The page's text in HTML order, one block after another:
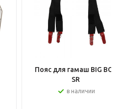
Пояс для гамаш BIG BOY
SR
в наличии